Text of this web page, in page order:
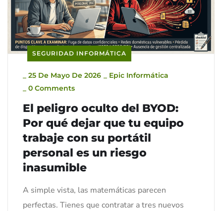
SEGURIDAD INFORMÁTICA
25 De Mayo De 2026
Epic Informática
0 Comments
El peligro oculto del BYOD:
Por qué dejar que tu equipo
trabaje con su portátil
personal es un riesgo
inasumible
A simple vista, las matemáticas parecen
perfectas. Tienes que contratar a tres nuevos